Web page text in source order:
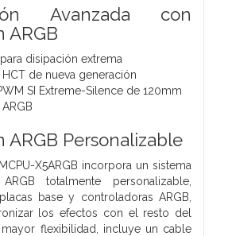
Avanzada con
ARGB
disipación extrema
de nueva generación
SI Extreme-Silence de 120mm
ARGB Personalizable
X5ARGB incorpora un sistema
totalmente personalizable,
base y controladoras ARGB,
los efectos con el resto del
mayor flexibilidad, incluye un cable